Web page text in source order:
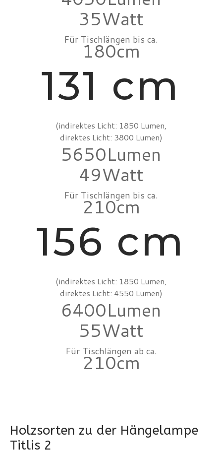
35
180
Für Tischlängen bis ca.
131 cm
(indirektes Licht: 1850 Lumen,
direktes Licht: 3800 Lumen)
5650
49
210
Für Tischlängen bis ca.
156 cm
(indirektes Licht: 1850 Lumen,
direktes Licht: 4550 Lumen)
6400
55
210
Für Tischlängen ab ca.
Holzsorten zu der Hängelampe
Titlis 2